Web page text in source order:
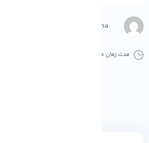
M.Gharepasha
مدت زمان مطالعه :